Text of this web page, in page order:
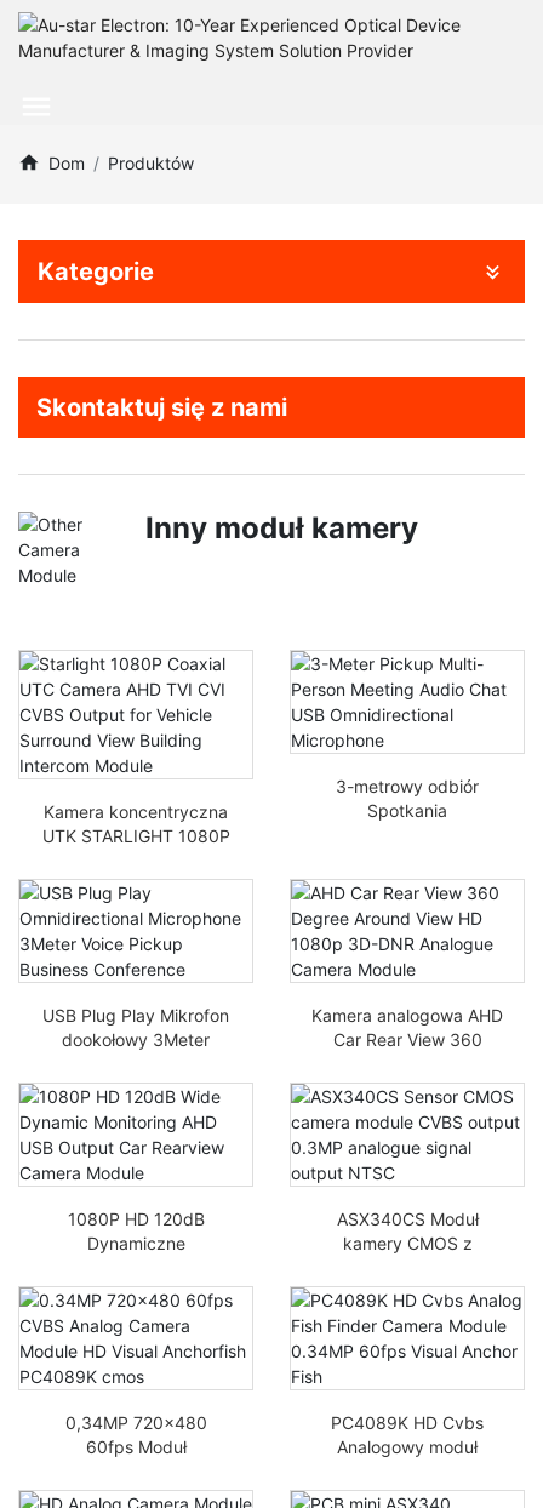
Dom Produktów
Kategorie
Skontaktuj się z nami
Inny moduł kamery
Kamera koncentryczna
UTK STARLIGHT 1080P
wyjście dla widoku
otoczenia pojazdu
Moduł domofon
budynku
3-metrowy odbiór
Spotkania
downętrzny
USB Plug Play Mikrofon
dookołowy 3Meter
Konferencja biznesowa
Kamera analogowa AHD
Car Rear View 360
3D-DNR
1080P HD 120dB
Dynamiczne
Moduł Kamery Cofania
w samochodzie
ASX340CS Moduł
kamery CMOS z
wyjściowy sygnał
analogowy 0,3MP
NTSC
0,34MP 720x480
60fps Moduł
CVBS HD Visual
PC4089K HD Cvbs
Analogowy moduł
ryb 0,34MP 60fps